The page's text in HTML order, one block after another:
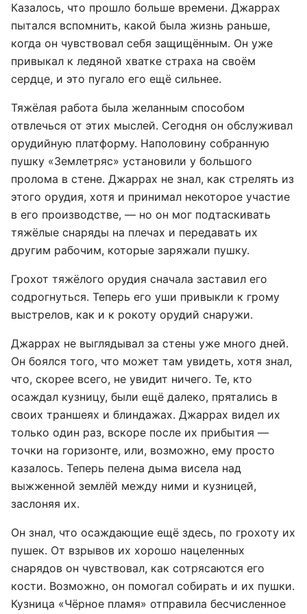
Казалось, что прошло больше времени. Джаррах
пытался вспомнить, какой была жизнь раньше,
когда он чувствовал себя защищённым. Он уже
привыкал к ледяной хватке страха на своём
сердце, и это пугало его ещё сильнее.
Тяжёлая работа была желанным способом
отвлечься от этих мыслей. Сегодня он обслуживал
орудийную платформу. Наполовину собранную
пушку «Землетряс» установили у большого
пролома в стене. Джаррах не знал, как стрелять из
этого орудия, хотя и принимал некоторое участие
в его производстве, — но он мог подтаскивать
тяжёлые снаряды на плечах и передавать их
другим рабочим, которые заряжали пушку.
Грохот тяжёлого орудия сначала заставил его
содрогнуться. Теперь его уши привыкли к грому
выстрелов, как и к рокоту орудий снаружи.
Джаррах не выглядывал за стены уже много дней.
Он боялся того, что может там увидеть, хотя знал,
что, скорее всего, не увидит ничего. Те, кто
осаждал кузницу, были ещё далеко, прятались в
своих траншеях и блиндажах. Джаррах видел их
только один раз, вскоре после их прибытия —
точки на горизонте, или, возможно, ему просто
казалось. Теперь пелена дыма висела над
выжженной землёй между ними и кузницей,
заслоняя их.
Он знал, что осаждающие ещё здесь, по грохоту их
пушек. От взрывов их хорошо нацеленных
снарядов он чувствовал, как сотрясаются его
кости. Возможно, он помогал собирать и их пушки.
Кузница «Чёрное пламя» отправила бесчисленное